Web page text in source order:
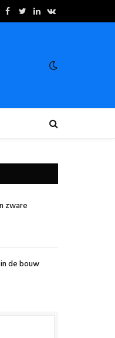
Facebook
TwitterLinkedInVKontakte
zware
de bouw